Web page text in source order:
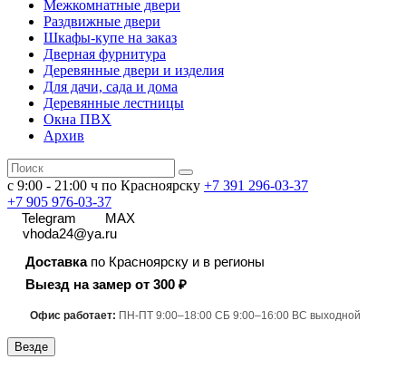
Межкомнатные двери
Раздвижные двери
Шкафы-купе на заказ
Дверная фурнитура
Деревянные двери и изделия
Для дачи, сада и дома
Деревянные лестницы
Окна ПВХ
Архив
с 9:00 - 21:00 ч по Красноярску +7 391 296-03-37
+7 905 976-03-37
Telegram
MAX
vhoda24@ya.ru
Доставкапо Красноярску и в регионы
Выезд на замер от 300 ₽
Офис работает: ПН-ПТ 9:00–18:00 СБ 9:00–16:00 ВС выходной
Везде